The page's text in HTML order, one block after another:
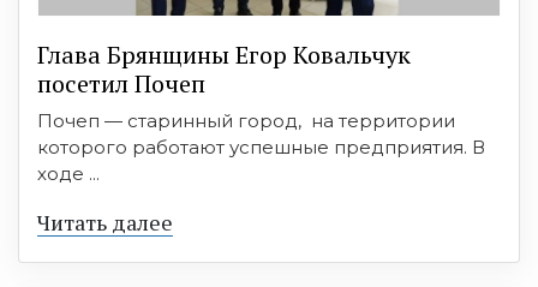
Глава Брянщины Егор Ковальчук
посетил Почеп
Почеп — старинный город, на территории
которого работают успешные предприятия. В
ходе ...
Читать далее